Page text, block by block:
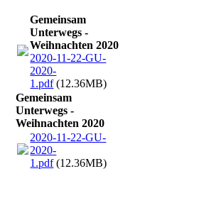
Gemeinsam
Unterwegs -
Weihnachten 2020
2020-11-22-GU-
2020-
1.pdf(12.36MB)
Gemeinsam
Unterwegs -
Weihnachten 2020
2020-11-22-GU-
2020-
1.pdf(12.36MB)